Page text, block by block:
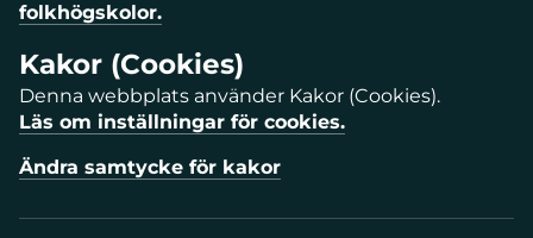
folkhögskolor.
Kakor (Cookies)
Denna webbplats använder Kakor (Cookies).
Läs om inställningar för cookies.
Ändra samtycke för kakor